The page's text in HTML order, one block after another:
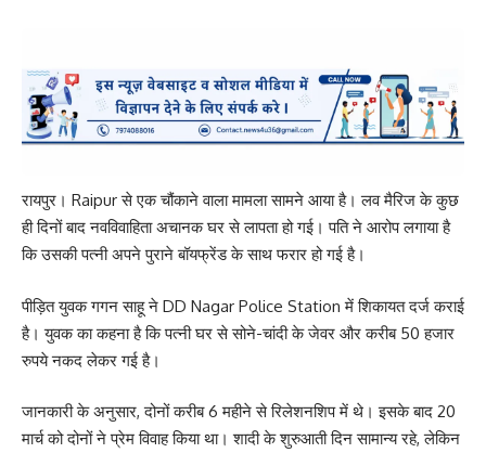
रायपुर। Raipur से एक चौंकाने वाला मामला सामने आया है। लव मैरिज के कुछ
ही दिनों बाद नवविवाहिता अचानक घर से लापता हो गई। पति ने आरोप लगाया है
कि उसकी पत्नी अपने पुराने बॉयफ्रेंड के साथ फरार हो गई है।
पीड़ित युवक गगन साहू ने DD Nagar Police Station में शिकायत दर्ज कराई
है। युवक का कहना है कि पत्नी घर से सोने-चांदी के जेवर और करीब 50 हजार
रुपये नकद लेकर गई है।
जानकारी के अनुसार, दोनों करीब 6 महीने से रिलेशनशिप में थे। इसके बाद 20
मार्च को दोनों ने प्रेम विवाह किया था। शादी के शुरुआती दिन सामान्य रहे, लेकिन